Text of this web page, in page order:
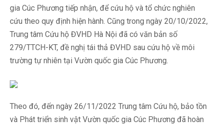
gia Cúc Phương tiếp nhận, để cứu hộ và tổ chức nghiên
cứu theo quy định hiện hành. Cũng trong ngày 20/10/2022,
Trung tâm Cứu hộ ĐVHD Hà Nội đã có văn bản số
279/TTCH-KT, đề nghị tái thả ĐVHD sau cứu hộ về môi
trường tự nhiên tại Vườn quốc gia Cúc Phương.
Theo đó, đến ngày 26/11/2022 Trung tâm Cứu hộ, bảo tồn
và Phát triển sinh vật Vườn quốc gia Cúc Phương đã hoàn